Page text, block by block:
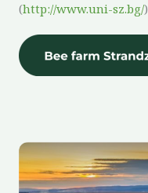
(http://www.uni-sz.bg/)